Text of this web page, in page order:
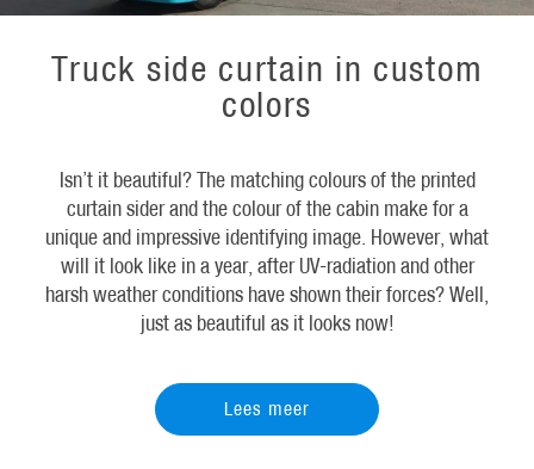
Truck side curtain in custom
colors
Isn’t it beautiful? The matching colours of the printed
curtain sider and the colour of the cabin make for a
unique and impressive identifying image. However, what
will it look like in a year, after UV-radiation and other
harsh weather conditions have shown their forces? Well,
just as beautiful as it looks now!
Lees meer